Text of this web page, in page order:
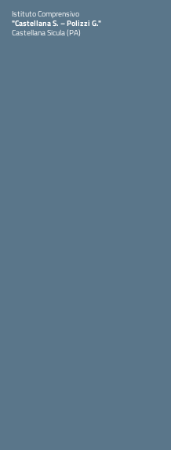
Istituto Comprensivo
"Castellana S. – Polizzi G."
Castellana Sicula (PA)